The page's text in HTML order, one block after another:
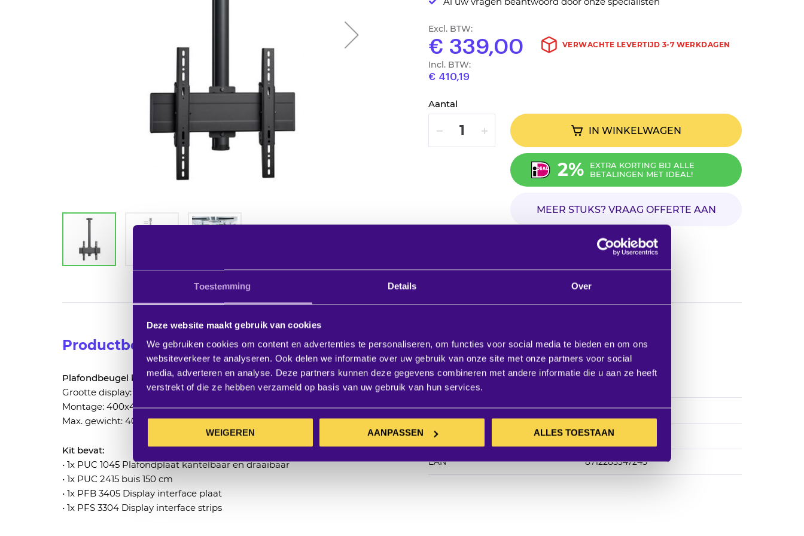
Toestemming Details Over
Deze website maakt gebruik van cookies
We gebruiken cookies om content en advertenties te personaliseren, om functies voor social media te bieden en om ons
websiteverkeer te analyseren. Ook delen we informatie over uw gebruik van onze site met onze partners voor social
media, adverteren en analyse. Deze partners kunnen deze gegevens combineren met andere informatie die u aan ze heeft
verstrekt of die ze hebben verzameld op basis van uw gebruik van hun services.
WEIGEREN AANPASSEN ALLES TOESTAAN
van
afbeeldingen-
gallerij
Excl. BTW:
€ 339,00
Incl. BTW:
€ 410,19
VERWACHTE LEVERTIJD 3-7 WERKDAGEN
Aantal
VERLAAG VERHOOG IN WINKELWAGEN
2%
EXTRA KORTING BIJ ALLE
BETALINGEN MET IDEAL!
MEER STUKS? VRAAG OFFERTE AAN
Productbeschrijving
Plafondbeugel kit CT241544
Grootte display: < 65”
Montage: 400x400
Max. gewicht: 40 kg - 88 lbs
Kit bevat:
• 1x PUC 1045 Plafondplaat kantelbaar en draaibaar
• 1x PUC 2415 buis 150 cm
• 1x PFB 3405 Display interface plaat
• 1x PFS 3304 Display interface strips
Productspecificaties
SKU
Artikelnummer leverancier 7955110
Merk Vogels
EAN 8712285347245